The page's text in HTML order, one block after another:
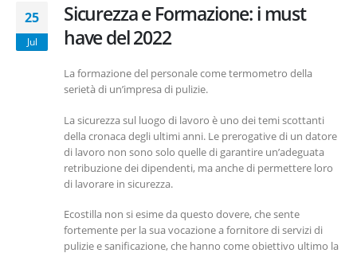
25
Jul
Sicurezza e Formazione: i must
have del 2022
La formazione del personale come termometro della
serietà di un’impresa di pulizie.
La sicurezza sul luogo di lavoro è uno dei temi scottanti
della cronaca degli ultimi anni. Le prerogative di un datore
di lavoro non sono solo quelle di garantire un’adeguata
retribuzione dei dipendenti, ma anche di permettere loro
di lavorare in sicurezza.
Ecostilla non si esime da questo dovere, che sente
fortemente per la sua vocazione a fornitore di servizi di
pulizie e sanificazione, che hanno come obiettivo ultimo la